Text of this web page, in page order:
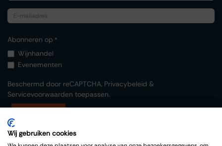
Abonneren op *
Wijnhandel
Evenementen
Beschermd door reCAPTCHA, Privacybeleid &
Servicevoorwaarden toepassen.
Wij gebruiken cookies